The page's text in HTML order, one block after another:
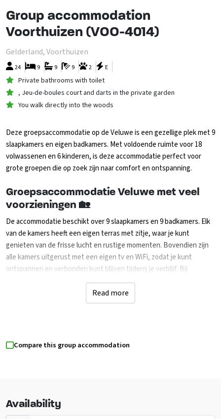
Group accommodation
Voorthuizen (VOO-4014)
Gelderland, Voorthuizen
24 2
9
9 E
9
Private bathrooms with toilet
, Jeu-de-boules court and darts in the private garden
You walk directly into the woods
Deze groepsaccommodatie op de Veluwe is een gezellige plek met 9
slaapkamers en eigen badkamers. Met voldoende ruimte voor 18
volwassenen en 6 kinderen, is deze accommodatie perfect voor
grote groepen die op zoek zijn naar comfort en ontspanning.
Groepsaccommodatie Veluwe met veel
voorzieningen 🏡
De accommodatie beschikt over 9 slaapkamers en 9 badkamers. Elk
van de kamers heeft een eigen terras met zitje, waar je kunt
genieten van de frisse lucht en rustige momenten. Bovendien zijn
alle kamers uitgerust met een eigen tv en WiFi, zodat je kunt
ontspannen en verbonden kunt blijven tijdens je verblijf. Bij
aankomst zijn de bedden opgemaakt en liggen de handdoeken klaar,
zodat je meteen kunt genieten van uw vakantie. De accommodatie
biedt veel recreatieve mogelijkheden voor het hele gezelschap. In
eigen terrein, laat de kinderen lekker tafelvoetballen. Voor degenen
die van tafeltennis houden, is er ook een tafeltennistafel
Activiteiten ondernemen 🤩
Read more
Compare this group accommodation
Availability